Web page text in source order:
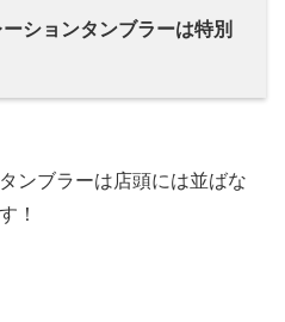
ションタンブラーは特別
ンブラーは店頭には並ばな
！